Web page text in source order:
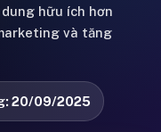
hữu ích hơn
và tăng
20/09/2025